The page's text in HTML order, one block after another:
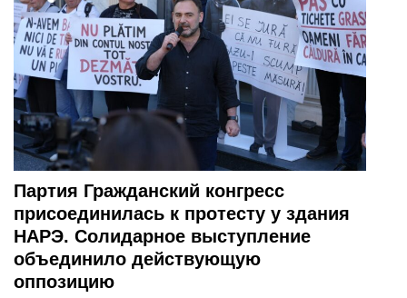
Партия Гражданский конгресс
присоединилась к протесту у здания
НАРЭ. Солидарное выступление
объединило действующую
оппозицию